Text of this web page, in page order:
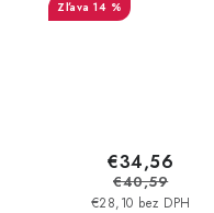
šedé
14 %
€28,10 bez DPH
€34,56
€40,59